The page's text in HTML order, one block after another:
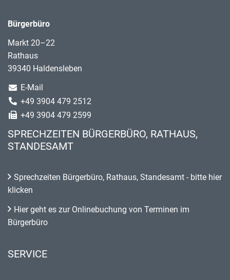
Bürgerbüro
Markt 20–22
Rathaus
39340 Haldensleben
E-Mail
+49 3904 479 2512
+49 3904 479 2599
SPRECHZEITEN BÜRGERBÜRO, RATHAUS,
STANDESAMT
Sprechzeiten Bürgerbüro, Rathaus, Standesamt - bitte hier
klicken
Hier geht es zur Onlinebuchung von Terminen im
Bürgerbüro
SERVICE